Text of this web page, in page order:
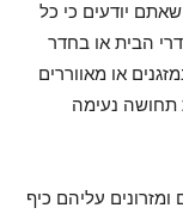
יודעים כי כל
הבית או בחדר
או מאווררים
תחושה נעימה
עליהם כיף